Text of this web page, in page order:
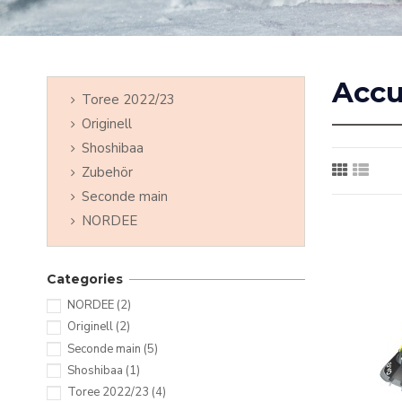
Toree 2022/23
Originell
Shoshibaa
Zubehör
Seconde main
NORDEE
Categories
NORDEE (2)
Originell (2)
Seconde main (5)
Shoshibaa (1)
Toree 2022/23 (4)